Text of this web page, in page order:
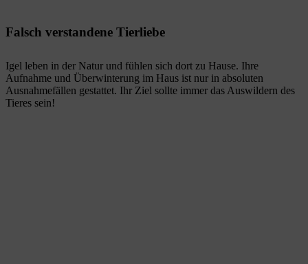
Falsch verstandene Tierliebe
Igel leben in der Natur und fühlen sich dort zu Hause. Ihre
Aufnahme und Überwinterung im Haus ist nur in absoluten
Ausnahmefällen gestattet. Ihr Ziel sollte immer das Auswildern des
Tieres sein!